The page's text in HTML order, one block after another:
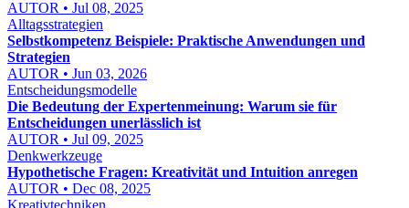
AUTOR • Jul 08, 2025
Alltagsstrategien
Selbstkompetenz Beispiele: Praktische Anwendungen und
Strategien
AUTOR • Jun 03, 2026
Entscheidungsmodelle
Die Bedeutung der Expertenmeinung: Warum sie für
Entscheidungen unerlässlich ist
AUTOR • Jul 09, 2025
Denkwerkzeuge
Hypothetische Fragen: Kreativität und Intuition anregen
AUTOR • Dec 08, 2025
Kreativtechniken